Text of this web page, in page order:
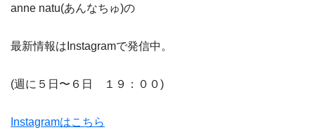
anne natu(あんなちゅ)の
最新情報はInstagramで発信中。
(週に５日〜６日 １９：００)
Instagramはこちら